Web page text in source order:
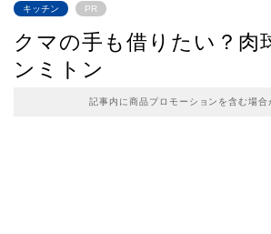
キッチン PR
クマの手も借りたい？肉
ンミトン
記事内に商品プロモーションを含む場合